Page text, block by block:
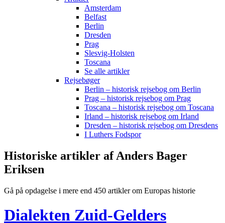
Amsterdam
Belfast
Berlin
Dresden
Prag
Slesvig-Holsten
Toscana
Se alle artikler
Rejsebøger
Berlin – historisk rejsebog om Berlin
Prag – historisk rejsebog om Prag
Toscana – historisk rejsebog om Toscana
Irland – historisk rejsebog om Irland
Dresden – historisk rejsebog om Dresdens
I Luthers Fodspor
Historiske artikler af Anders Bager
Eriksen
Gå på opdagelse i mere end 450 artikler om Europas historie
Dialekten Zuid-Gelders